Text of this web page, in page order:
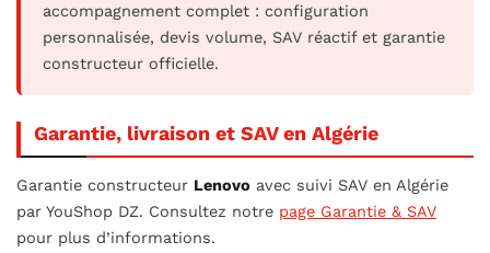
accompagnement complet : configuration
personnalisée, devis volume, SAV réactif et garantie
constructeur officielle.
Garantie, livraison et SAV en Algérie
Garantie constructeur Lenovo avec suivi SAV en Algérie
par YouShop DZ. Consultez notre page Garantie & SAV
pour plus d’informations.